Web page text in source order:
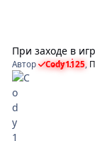
При заходе в
Автор Cody1125,